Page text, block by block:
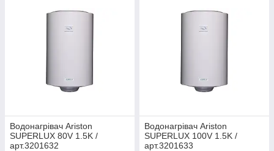
Водонагрівач Ariston
SUPERLUX 80V 1.5K /
арт.3201632
Водонагрівач Ariston
SUPERLUX 100V 1.5K /
арт.3201633